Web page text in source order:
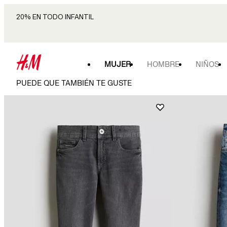
20% EN TODO INFANTIL
MUJER HOMBRE NIÑOS
PUEDE QUE TAMBIÉN TE GUSTE